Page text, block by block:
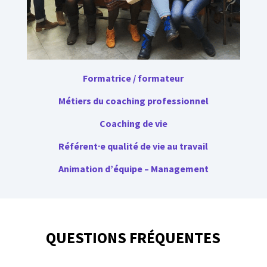
Formatrice / formateur
Métiers du coaching professionnel
Coaching de vie
Référent·e qualité de vie au travail
Animation d’équipe – Management
QUESTIONS FRÉQUENTES